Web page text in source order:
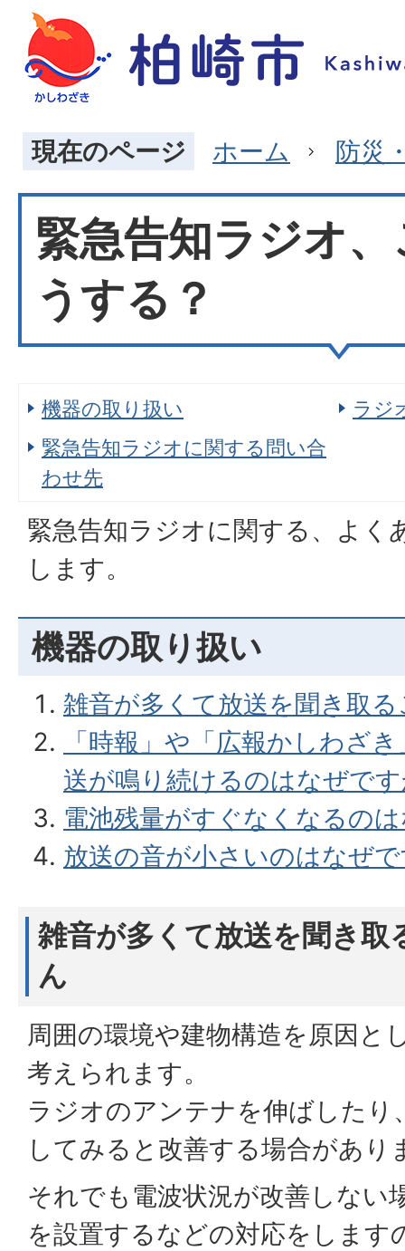
現在のページ ホーム 防災
緊急告知ラジオ
うする？
機器の取り扱い
ラジ
緊急告知ラジオに関する問い合
わせ先
緊急告知ラジオに関する、よく
します。
機器の取り扱い
雑音が多くて放送を聞き取
「時報」や「広報かしわざ
送が鳴り続けるのはなぜで
電池残量がすぐなくなるの
放送の音が小さいのはなぜ
雑音が多くて放送を聞き取
ん
周囲の環境や建物構造を原因と
考えられます。
ラジオのアンテナを伸ばしたり
してみると改善する場合があり
それでも電波状況が改善しない
を設置するなどの対応をします